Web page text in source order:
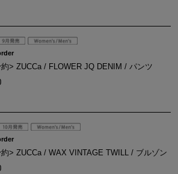
> ZUCCa / FLOWER JQ DENIM / パンツ
> ZUCCa / WAX VINTAGE TWILL / ブルゾン